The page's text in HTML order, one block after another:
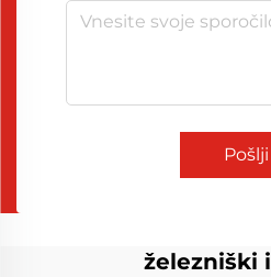
Pošlji
železniški